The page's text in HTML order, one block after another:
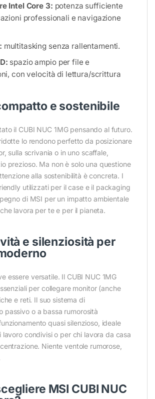
Intel Core 3: potenza sufficiente
professionali e navigazione
multitasking senza rallentamenti.
spazio ampio per file e
con velocità di lettura/scrittura
e sostenibile
il CUBI NUC 1MG pensando al futuro.
lo rendono perfetto da posizionare
sulla scrivania o in uno scaffale,
prezioso. Ma non è solo una questione
alla sostenibilità è concreta. I
utilizzati per il case e il packaging
di MSI per un impatto ambientale
lavora per te e per il pianeta.
e silenziosità per
essere versatile. Il CUBI NUC 1MG
per collegare monitor (anche
e reti. Il suo sistema di
passivo o a bassa rumorosità
quasi silenzioso, ideale
lavoro condivisi o per chi lavora da casa
Niente ventole rumorose,
MSI CUBI NUC